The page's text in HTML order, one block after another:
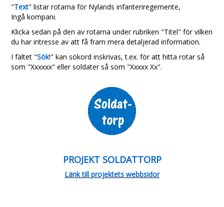
"Text" listar rotarna för Nylands infanteriregemente,
Ingå kompani.
Klicka sedan på den av rotarna under rubriken "Titel" för vilken
du har intresse av att få fram mera detaljerad information.
I fältet "Sök!" kan sökord inskrivas, t.ex. för att hitta rotar så
som "Xxxxxx" eller soldater så som "Xxxxx Xx".
PROJEKT SOLDATTORP
Länk till projektets webbsidor